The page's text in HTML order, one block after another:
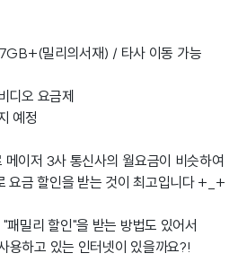
밀리의서재) / 타사 이동 가능
디오 요금제
예정
이저 3사 통신사의 월요금이 비슷하여
요금 할인을 받는 것이 최고입니다 +_+
밀리 할인"을 받는 방법도 있어서
용하고 있는 인터넷이 있을까요?!